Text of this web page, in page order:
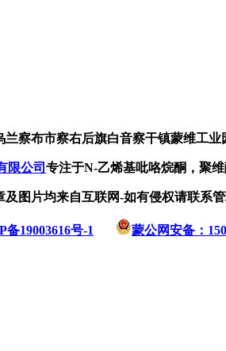
兰察布市察右后旗白音察干镇蒙维工业
限公司 专注于N-乙烯基吡咯烷酮，聚
及图片均来自互联网-如有侵权请联系
备19003616号-1 蒙公网安备：